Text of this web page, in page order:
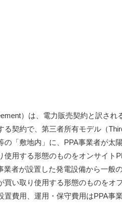
）は、電力販売契約と訳さ
る契約で、第三者所有モデル（
の「敷地内」に、PPA事業者が太
用する形態のものをオンサイト
業者が設置した発電設備から一般
い取り使用する形態のものをオ
費用、運用・保守費用はPPA事